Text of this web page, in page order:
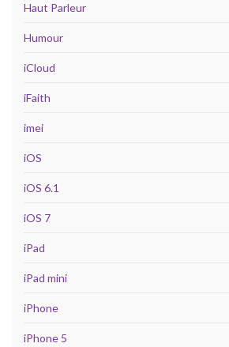
Haut Parleur
Humour
iCloud
iFaith
imei
iOS
iOS 6.1
iOS 7
iPad
iPad mini
iPhone
iPhone 5